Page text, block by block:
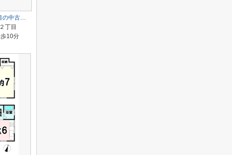
生駒郡平群町春日丘２丁目の中古一戸建
丁目
10分